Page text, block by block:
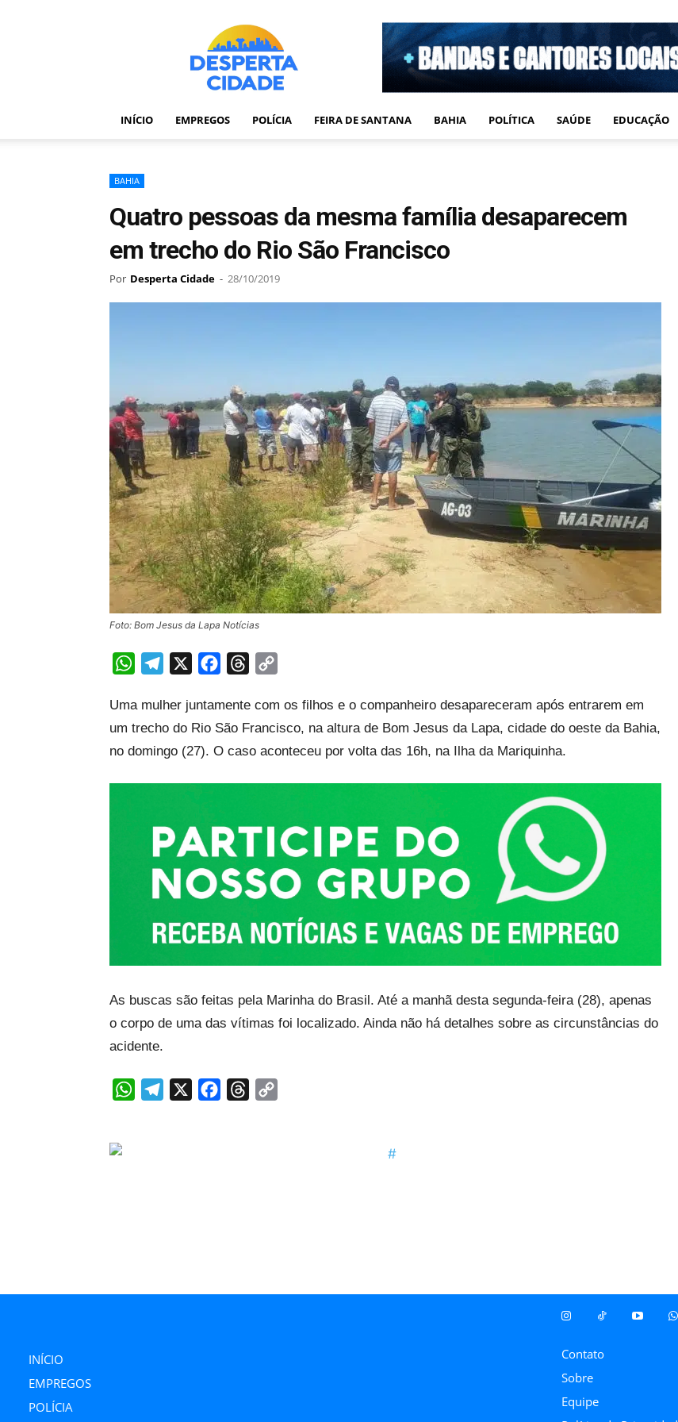
Desperta
Cidade
–
Portal
notícias
Bahia
INÍCIO EMPREGOS POLÍCIA FEIRA DE SANTANA BAHIA POLÍTICA SAÚDE EDUCAÇÃO
BAHIA
Quatro pessoas da mesma família desaparecem
em trecho do Rio São Francisco
Por Desperta Cidade - 28/10/2019
Foto: Bom Jesus da Lapa Notícias
WhatsAppTelegram FacebookThreads
Uma mulher juntamente com os filhos e o companheiro desapareceram após entrarem em
um trecho do Rio São Francisco, na altura de Bom Jesus da Lapa, cidade do oeste da Bahia,
no domingo (27). O caso aconteceu por volta das 16h, na Ilha da Mariquinha.
As buscas são feitas pela Marinha do Brasil. Até a manhã desta segunda-feira (28), apenas
o corpo de uma das vítimas foi localizado. Ainda não há detalhes sobre as circunstâncias do
acidente.
WhatsAppTelegram FacebookThreads
INÍCIO
EMPREGOS
POLÍCIA
Contato
Sobre
Equipe